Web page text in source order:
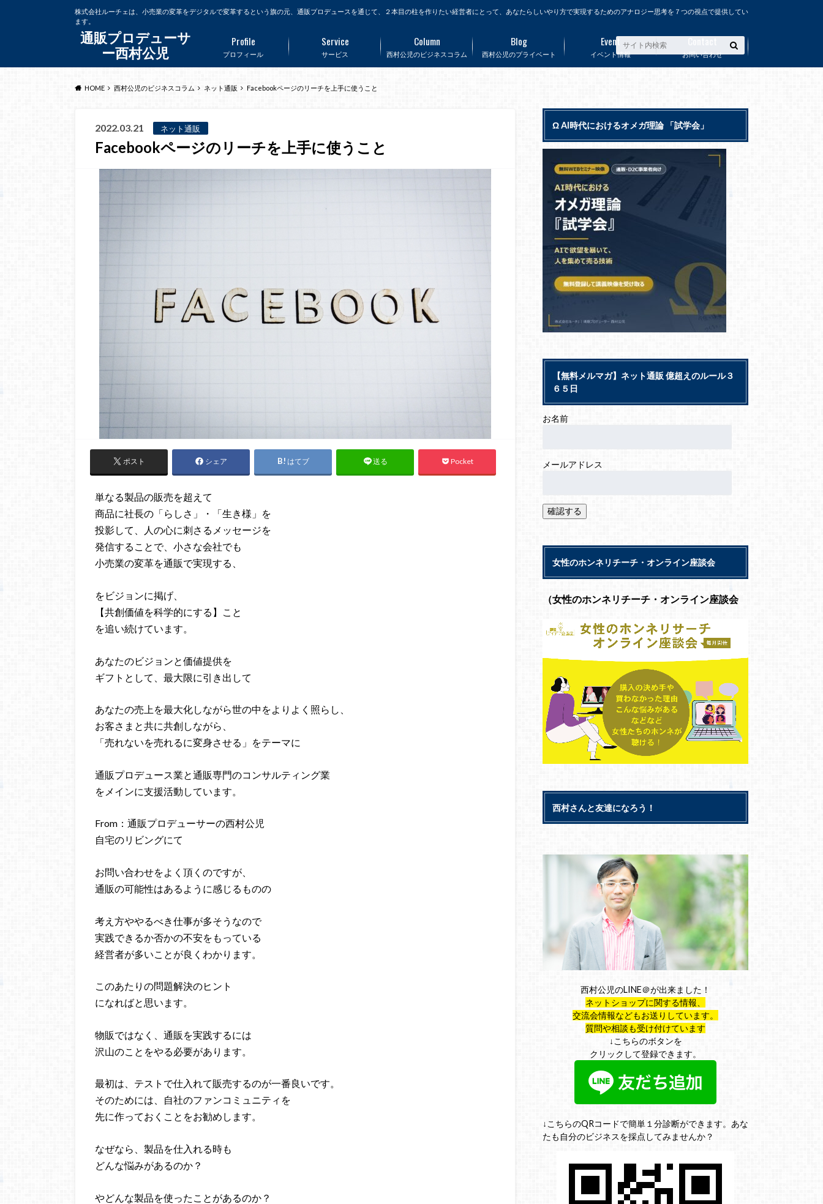
通販プロデューサ
ー西村公児
株式会社ルーチェは、小売業の変革をデジタルで変革するという旗の元、通販プロデュースを通じて、２本目の柱を作りたい経営者にとって、あなたらしいやり方で実現するためのアナロジー思考を７つの視点で提供してい
ます。
プロフィール
Profile
サービス
Service
西村公児のビジネスコラム
Column
西村公児のプライベート
Blog
イベント情報
Event
お問い合わせ
HOME 西村公児のビジネスコラム ネット通販 Facebookページのリーチを上手に使うこと
2022.03.21 ネット通販
Facebookページのリーチを上手に使うこと
ポスト シェア はてブ 送る Pocket
単なる製品の販売を超えて
商品に社長の「らしさ」・「生き様」を
投影して、人の心に刺さるメッセージを
発信することで、小さな会社でも
小売業の変革を通販で実現する、
をビジョンに掲げ、
【共創価値を科学的にする】こと
を追い続けています。
あなたのビジョンと価値提供を
ギフトとして、最大限に引き出して
あなたの売上を最大化しながら世の中をよりよく照らし、
お客さまと共に共創しながら、
「売れないを売れるに変身させる」をテーマに
通販プロデュース業と通販専門のコンサルティング業
をメインに支援活動しています。
From：通販プロデューサーの西村公児
自宅のリビングにて
お問い合わせをよく頂くのですが、
通販の可能性はあるように感じるものの
考え方ややるべき仕事が多そうなので
実践できるか否かの不安をもっている
経営者が多いことが良くわかります。
このあたりの問題解決のヒント
になればと思います。
物販ではなく、通販を実践するには
沢山のことをやる必要があります。
最初は、テストで仕入れて販売するのが一番良いです。
そのためには、自社のファンコミュニティを
先に作っておくことをお勧めします。
なぜなら、製品を仕入れる時も
どんな悩みがあるのか？
やどんな製品を使ったことがあるのか？
Ω AI時代におけるオメガ理論 「試学会」
【無料メルマガ】ネット通販 億超えのルール３
６５日
お名前
メールアドレス
女性のホンネリチーチ・オンライン座談会
（女性のホンネリチーチ・オンライン座談会
西村さんと友達になろう！
西村公児のLINE＠が出来ました！
ネットショップに関する情報、
交流会情報などもお送りしています。
質問や相談も受け付けています
↓こちらのボタンを
クリックして登録できます。
↓こちらのQRコードで簡単１分診断ができます。あな
たも自分のビジネスを採点してみませんか？